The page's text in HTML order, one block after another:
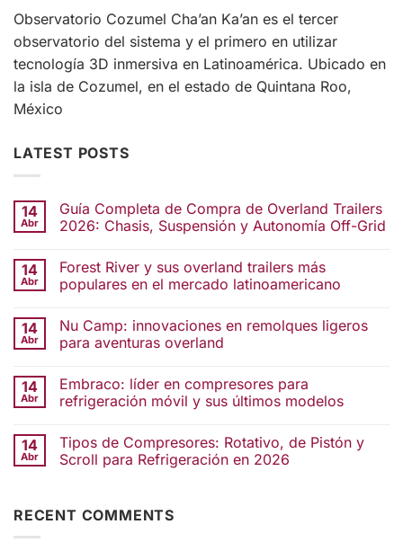
Observatorio Cozumel Cha’an Ka’an es el tercer
observatorio del sistema y el primero en utilizar
tecnología 3D inmersiva en Latinoamérica. Ubicado en
la isla de Cozumel, en el estado de Quintana Roo,
México
LATEST POSTS
14
Abr
Guía Completa de Compra de Overland Trailers
2026: Chasis, Suspensión y Autonomía Off-Grid
14
Abr
Forest River y sus overland trailers más
populares en el mercado latinoamericano
14
Abr
Nu Camp: innovaciones en remolques ligeros
para aventuras overland
14
Abr
Embraco: líder en compresores para
refrigeración móvil y sus últimos modelos
14
Abr
Tipos de Compresores: Rotativo, de Pistón y
Scroll para Refrigeración en 2026
RECENT COMMENTS